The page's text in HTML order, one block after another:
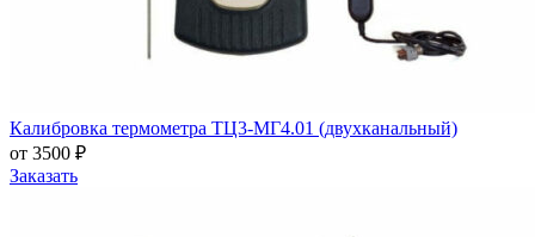
Калибровка термометра ТЦ3-МГ4.01 (двухканальный)
от 3500 ₽
Заказать